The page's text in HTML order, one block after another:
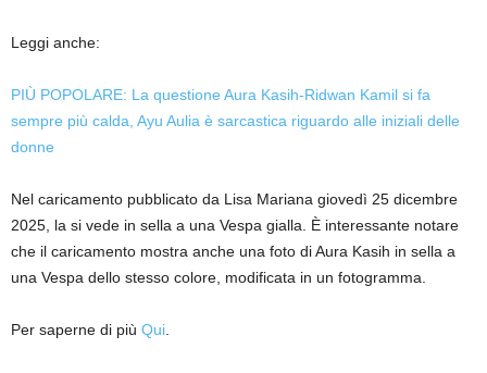
Leggi anche:
PIÙ POPOLARE: La questione Aura Kasih-Ridwan Kamil si fa
sempre più calda, Ayu Aulia è sarcastica riguardo alle iniziali delle
donne
Nel caricamento pubblicato da Lisa Mariana giovedì 25 dicembre
2025, la si vede in sella a una Vespa gialla. È interessante notare
che il caricamento mostra anche una foto di Aura Kasih in sella a
una Vespa dello stesso colore, modificata in un fotogramma.
Per saperne di più Qui